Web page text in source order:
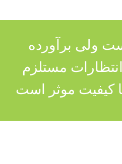
ولی برآورده
مستلزم
کیفیت موثر است